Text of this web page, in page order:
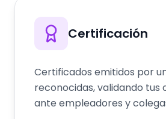
Certificación
Certificados emitidos por
reconocidas, validando tus
ante empleadores y